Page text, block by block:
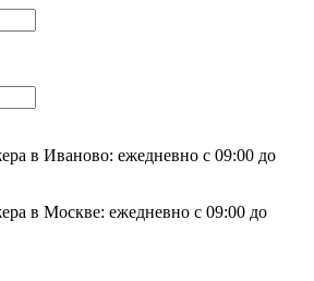
в Иваново: ежедневно с 09:00 до
в Москве: ежедневно с 09:00 до